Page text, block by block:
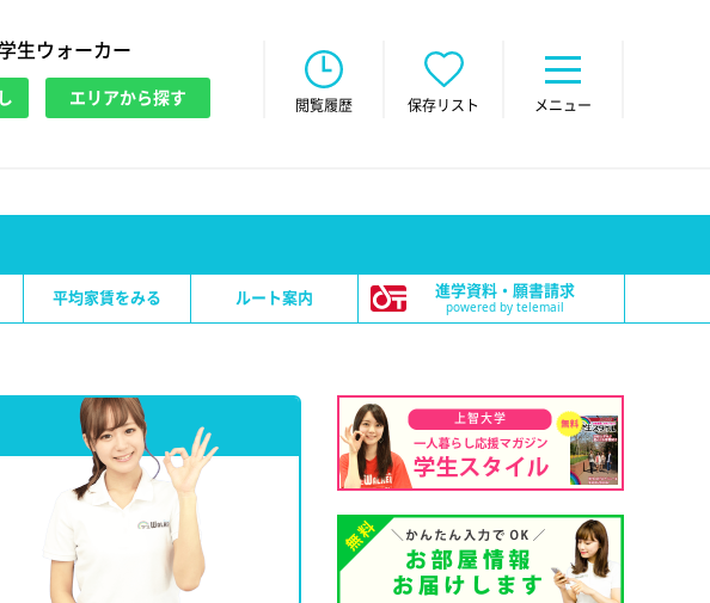
生ウォーカー
エリアから探す 閲覧履歴 保存リスト メニュー
平均家賃をみる ルート案内 進学資料・願書請求
powered by telemail
上智大学